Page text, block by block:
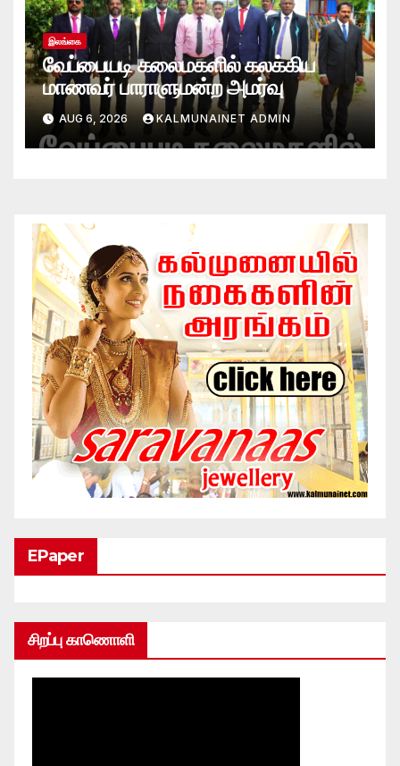
இலங்கை
வேப்பையடி கலைமகளில் கலக்கிய
மாணவர் பாராளுமன்ற அமர்வு
AUG 6, 2026 KALMUNAINET ADMIN
EPaper
சிறப்பு காணொளி